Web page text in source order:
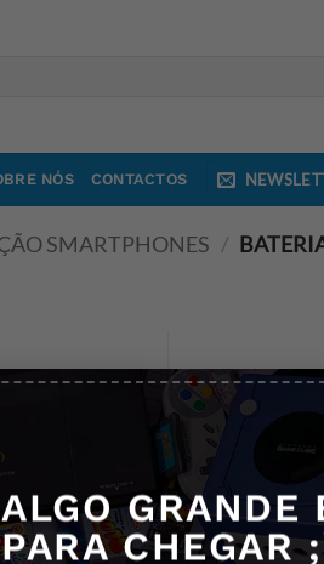
ALGO GRANDE
PARA CHEGAR
NÓS CONTACTOS
SMARTPHONES /